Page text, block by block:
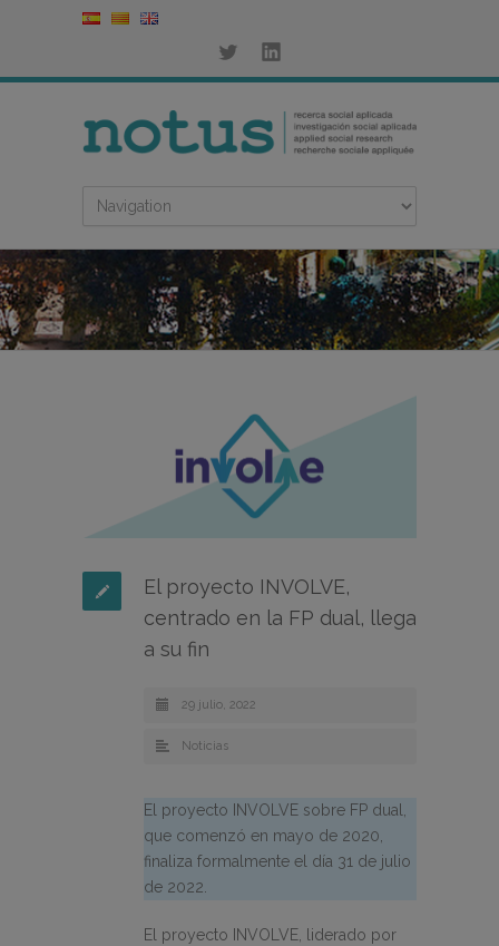
El proyecto INVOLVE,
centrado en la FP dual, llega
a su fin
29 julio, 2022
Noticias
El proyecto INVOLVE sobre FP dual,
que comenzó en mayo de 2020,
finaliza formalmente el día 31 de julio
de 2022.
El proyecto INVOLVE, liderado por